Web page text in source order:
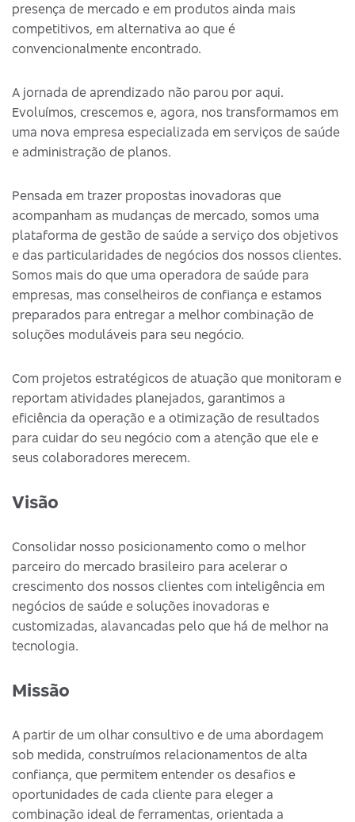
presença de mercado e em produtos ainda mais
competitivos, em alternativa ao que é
convencionalmente encontrado.
A jornada de aprendizado não parou por aqui.
Evoluímos, crescemos e, agora, nos transformamos em
uma nova empresa especializada em serviços de saúde
e administração de planos.
Pensada em trazer propostas inovadoras que
acompanham as mudanças de mercado, somos uma
plataforma de gestão de saúde a serviço dos objetivos
e das particularidades de negócios dos nossos clientes.
Somos mais do que uma operadora de saúde para
empresas, mas conselheiros de confiança e estamos
preparados para entregar a melhor combinação de
soluções moduláveis para seu negócio.
Com projetos estratégicos de atuação que monitoram e
reportam atividades planejados, garantimos a
eficiência da operação e a otimização de resultados
para cuidar do seu negócio com a atenção que ele e
seus colaboradores merecem.
Visão
Consolidar nosso posicionamento como o melhor
parceiro do mercado brasileiro para acelerar o
crescimento dos nossos clientes com inteligência em
negócios de saúde e soluções inovadoras e
customizadas, alavancadas pelo que há de melhor na
tecnologia.
Missão
A partir de um olhar consultivo e de uma abordagem
sob medida, construímos relacionamentos de alta
confiança, que permitem entender os desafios e
oportunidades de cada cliente para eleger a
combinação ideal de ferramentas, orientada a